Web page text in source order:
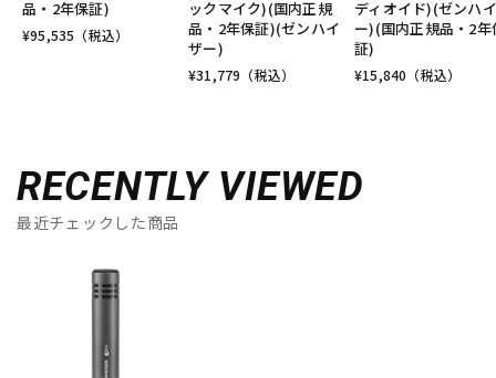
品・2年保証)
¥95,535 （税込）
ックマイク)(国内正規
品・2年保証)(ゼンハイ
ザー)
¥31,779 （税込）
ディオイド)(ゼンハ
ー)(国内正規品・2年
証)
¥15,840 （税込）
RECENTLY VIEWED
最近チェックした商品